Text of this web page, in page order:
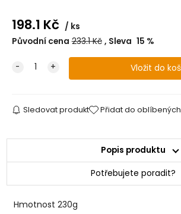
198.1 Kč
ks
Původní cena 233.1Kč Sleva 15 %
Sledovat produkt Přidat do oblíbených
Popis produktu
Potřebujete poradit?
Hmotnost 230g